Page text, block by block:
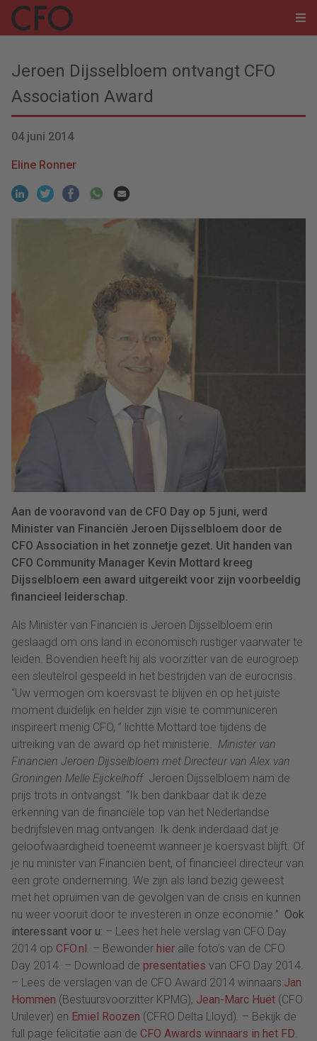
Jeroen Dijsselbloem ontvangt CFO
Association Award
04 juni 2014
Eline Ronner
Aan de vooravond van de CFO Day op 5 juni, werd
Minister van Financiën Jeroen Dijsselbloem door de
CFO Association in het zonnetje gezet. Uit handen van
CFO Community Manager Kevin Mottard kreeg
Dijsselbloem een award uitgereikt voor zijn voorbeeldig
financieel leiderschap.
Als Minister van Financiën is Jeroen Dijsselbloem erin
geslaagd om ons land in economisch rustiger vaarwater te
leiden. Bovendien heeft hij als voorzitter van de eurogroep
een sleutelrol gespeeld in het bestrijden van de eurocrisis.
“Uw vermogen om koersvast te blijven en op het juiste
moment duidelijk en helder zijn visie te communiceren
inspireert menig CFO, ” lichtte Mottard toe tijdens de
uitreiking van de award op het ministerie. Minister van
Financien Jeroen Dijsselbloem met Directeur van Alex van
Groningen Melle EijckelhoffJeroen Dijsselbloem nam de
prijs trots in ontvangst. “Ik ben dankbaar dat ik deze
erkenning van de financiële top van het Nederlandse
bedrijfsleven mag ontvangen. Ik denk inderdaad dat je
geloofwaardigheid toeneemt wanneer je koersvast blijft. Of
je nu minister van Financiën bent, of financieel directeur van
een grote onderneming. We zijn als land bezig geweest
met het opruimen van de gevolgen van de crisis en kunnen
nu weer vooruit door te investeren in onze economie.” Ook
interessant voor u: – Lees het hele verslag van CFO Day
2014 op CFO.nl . – Bewonder hier alle foto’s van de CFO
Day 2014. – Download de presentaties van CFO Day 2014.
– Lees de verslagen van de CFO Award 2014 winnaars:Jan
Hommen (Bestuursvoorzitter KPMG), Jean-Marc Huët (CFO
Unilever) en Emiel Roozen (CFRO Delta Lloyd). – Bekijk de
full page felicitatie aan de CFO Awards winnaars in het FD